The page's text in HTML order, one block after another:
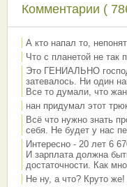
Комментарии (
А кто напал то,
Что с планетой не так
Это ГЕНИАЛЬНО
затевалось. Ни один
Все то думали, что
нан придумал этот
Всё что нужно знать
себя. Не будет у нас
Интересно - 20 лет 6
И зарплата должна
достаточности. Как
Не ну, а что? Круто